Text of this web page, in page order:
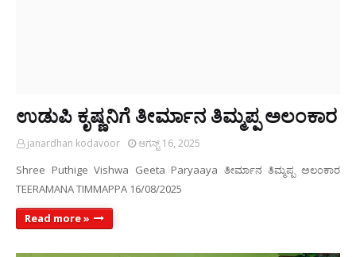
ಉಡುಪಿ ಕೃಷ್ಣನಿಗೆ ತೀರ್ಮಾನ ತಿಮ್ಮಪ್ಪ ಅಲಂಕಾರ
janardhan kodavoor ಆಗಸ್ಟ್ 16, 2025
Shree Puthige Vishwa Geeta Paryaaya ತೀರ್ಮಾನ ತಿಮ್ಮಪ್ಪ ಅಲಂಕಾರ
TEERAMANA TIMMAPPA 16/08/2025
Read more »